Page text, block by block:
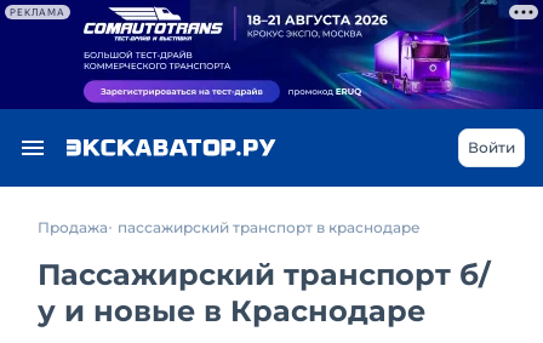
РЕКЛАМА
Войти
Продажа пассажирский транспорт в краснодаре
Пассажирский транспорт б/
у и новые в Краснодаре